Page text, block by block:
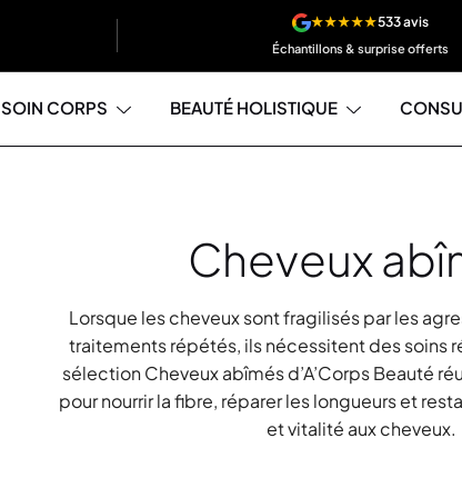
★★★★★533 avis
Échantillons & surprise offerts
SOIN CORPS BEAUTÉ HOLISTIQUE
Cheveux
Lorsque les cheveux sont fragilisés par les
traitements répétés, ils nécessitent des soins
sélection Cheveux abîmés d’A’Corps Beauté
pour nourrir la fibre, réparer les longueurs et
et vitalité aux cheveux.